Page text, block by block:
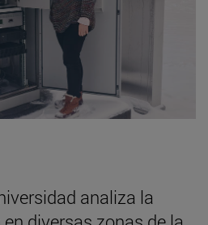
analiza la